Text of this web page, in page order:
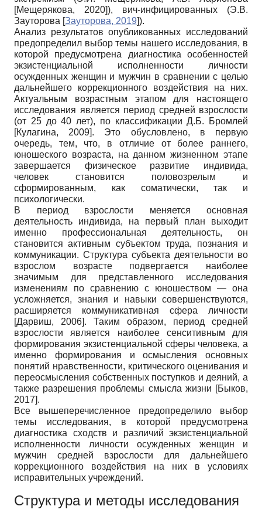
[Мещерякова, 2020]), вич-инфицированных (Э.В.
Зауторова [Зауторова, 2019]).
Анализ результатов опубликованных исследований
предопределил выбор темы нашего исследования, в
которой предусмотрена диагностика особенностей
экзистенциальной исполненности личности
осужденных женщин и мужчин в сравнении с целью
дальнейшего коррекционного воздействия на них.
Актуальным возрастным этапом для настоящего
исследования является период средней взрослости
(от 25 до 40 лет), по классификации Д.Б. Бромлей
[Кулагина, 2009]. Это обусловлено, в первую
очередь, тем, что, в отличие от более раннего,
юношеского возраста, на данном жизненном этапе
завершается физическое развитие индивида,
человек становится половозрелым и
сформированным, как соматически, так и
психологически.
В период взрослости меняется основная
деятельность индивида, на первый план выходит
именно профессиональная деятельность, он
становится активным субъектом труда, познания и
коммуникации. Структура субъекта деятельности во
взрослом возрасте подвергается наиболее
значимым для представленного исследования
изменениям по сравнению с юношеством — она
усложняется, знания и навыки совершенствуются,
расширяется коммуникативная сфера личности
[Дарвиш, 2006]. Таким образом, период средней
взрослости является наиболее сенситивным для
формирования экзистенциальной сферы человека, а
именно формирования и осмысления основных
понятий нравственности, критического оценивания и
переосмысления собственных поступков и деяний, а
также разрешения проблемы смысла жизни [Быков,
2017].
Все вышеперечисленное предопределило выбор
темы исследования, в которой предусмотрена
диагностика сходств и различий экзистенциальной
исполненности личности осужденных женщин и
мужчин средней взрослости для дальнейшего
коррекционного воздействия на них в условиях
исправительных учреждений.
Структура и методы исследования